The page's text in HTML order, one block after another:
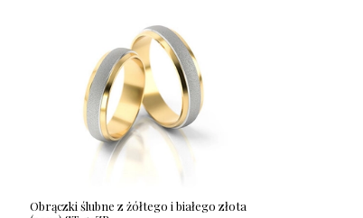
Obrączki ślubne z żółtego i białego złota